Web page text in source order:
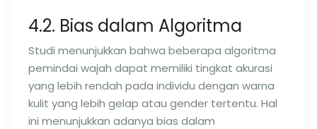
4.2. Bias dalam Algoritma
Studi menunjukkan bahwa beberapa algoritma
pemindai wajah dapat memiliki tingkat akurasi
yang lebih rendah pada individu dengan warna
kulit yang lebih gelap atau gender tertentu. Hal
ini menunjukkan adanya bias dalam